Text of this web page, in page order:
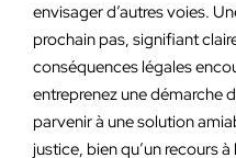
envisager d’autres voies.
prochain pas, signifiant
conséquences légales
entreprenez une démarche
parvenir à une solution
justice, bien qu’un recours